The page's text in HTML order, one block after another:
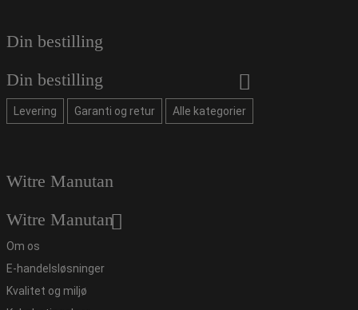
Din bestilling
Din bestilling
Levering Garanti og retur Alle kategorier
Witre Manutan
Witre Manutan
Om os
E-handelsløsninger
Kvalitet og miljø